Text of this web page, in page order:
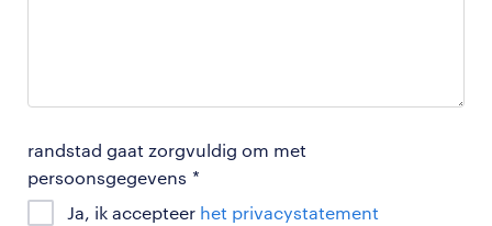
randstad gaat zorgvuldig om met
persoonsgegevens *
Ja, ik accepteer het privacystatement